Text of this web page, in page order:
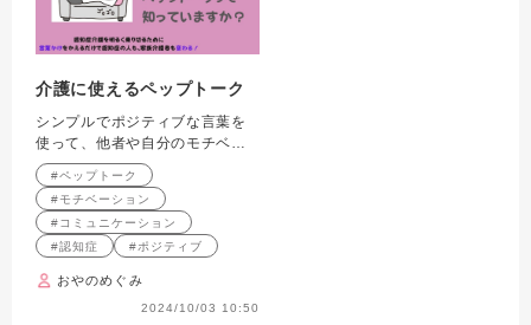
介護に使えるペップトーク
シンプルでポジティブな言葉を
使って、他者や自分のモチベー
ションをアップ。
#ペップトーク
#モチベーション
#コミュニケーション
#認知症
#ポジティブ
おやのめぐみ
2024/10/03 10:50